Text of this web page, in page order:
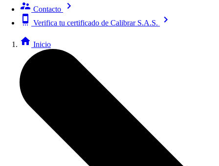
Contacto
Verifica tu certificado de Calibrar S.A.S.
Inicio